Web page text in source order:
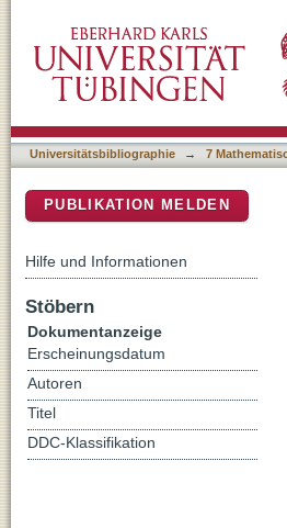
murinen Thrombozyten
Universitätsbibliographie → 7
PUBLIKATION MELDEN
Hilfe und Informationen
Stöbern
Dokumentanzeige
Erscheinungsdatum
Autoren
Titel
DDC-Klassifikation